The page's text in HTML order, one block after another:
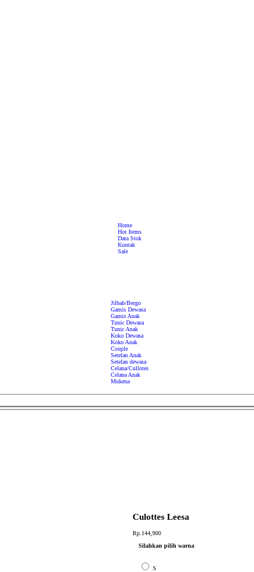
Home
Hot Items
Data Stok
Kontak
Sale
Jilbab/Bergo
Gamis Dewasa
Gamis Anak
Tunic Dewasa
Tunic Anak
Koko Dewasa
Koko Anak
Couple
Setelan Anak
Setelan dewasa
Celana/Cullotes
Celana Anak
Mukena
Culottes Leesa
Rp.144,900
Silahkan pilih warna
S